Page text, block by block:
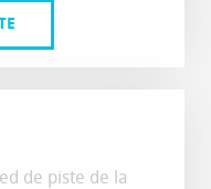
de piste de la